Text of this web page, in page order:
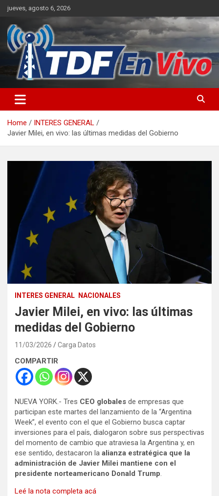
Skip
content
jueves, agosto 6, 2026
Home
INTERES GENERAL
Javier Milei, en vivo: las últimas medidas del Gobierno
INTERES GENERAL NACIONALES
Javier Milei, en vivo: las últimas
medidas del Gobierno
11/03/2026 Carga Datos
COMPARTIR
NUEVA YORK.- Tres CEO globales de empresas que
participan este martes del lanzamiento de la “Argentina
Week”, el evento con el que el Gobierno busca captar
inversiones para el país, dialogaron sobre sus perspectivas
del momento de cambio que atraviesa la Argentina y, en
ese sentido, destacaron la alianza estratégica que la
administración de Javier Milei mantiene con el
presidente norteamericano Donald Trump
Leé la nota completa acá